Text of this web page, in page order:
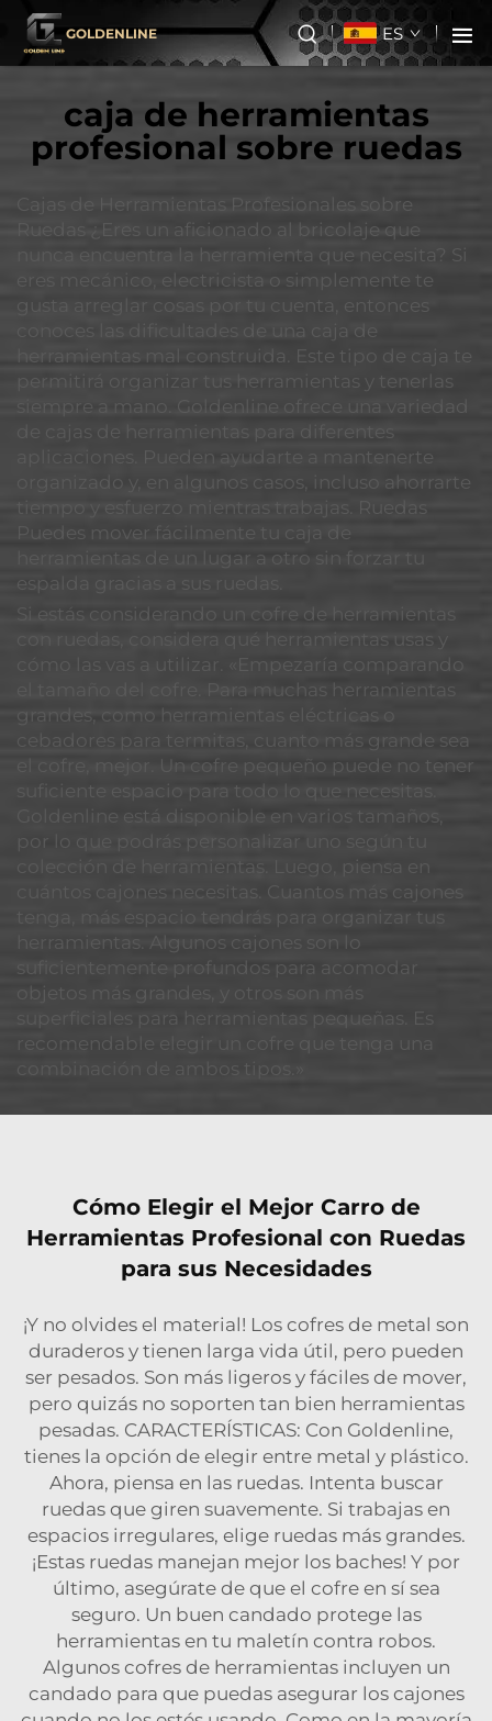
GOLDENLINE ES
caja de herramientas
profesional sobre ruedas
Cajas de Herramientas Profesionales sobre
Ruedas ¿Eres un aficionado al bricolaje que
nunca encuentra la herramienta que necesita? Si
eres mecánico, electricista o simplemente te
gusta arreglar cosas por tu cuenta, entonces
conoces las dificultades de una caja de
herramientas mal construida. Este tipo de caja te
permitirá organizar tus herramientas y tenerlas
siempre a mano. Goldenline ofrece una variedad
de cajas de herramientas para diferentes
aplicaciones. Pueden ayudarte a mantenerte
organizado y, en algunos casos, incluso ahorrarte
tiempo y esfuerzo mientras trabajas. Ruedas
Puedes mover fácilmente tu caja de
herramientas de un lugar a otro sin forzar tu
espalda gracias a sus ruedas.
Si estás considerando un cofre de herramientas
con ruedas, considera qué herramientas usas y
cómo las vas a utilizar. «Empezaría comparando
el tamaño del cofre. Para muchas herramientas
grandes, como herramientas eléctricas o
cebadores para termitas, cuanto más grande sea
el cofre, mejor. Un cofre pequeño puede no tener
suficiente espacio para todo lo que necesitas.
Goldenline está disponible en varios tamaños,
por lo que podrás personalizar uno según tu
colección de herramientas. Luego, piensa en
cuántos cajones necesitas. Cuantos más cajones
tenga, más espacio tendrás para organizar tus
herramientas. Algunos cajones son lo
suficientemente profundos para acomodar
objetos más grandes, y otros son más
superficiales para herramientas pequeñas. Es
recomendable elegir un cofre que tenga una
combinación de ambos tipos.»
Cómo Elegir el Mejor Carro de
Herramientas Profesional con Ruedas
para sus Necesidades
¡Y no olvides el material! Los cofres de metal son
duraderos y tienen larga vida útil, pero pueden
ser pesados. Son más ligeros y fáciles de mover,
pero quizás no soporten tan bien herramientas
pesadas. CARACTERÍSTICAS: Con Goldenline,
tienes la opción de elegir entre metal y plástico.
Ahora, piensa en las ruedas. Intenta buscar
ruedas que giren suavemente. Si trabajas en
espacios irregulares, elige ruedas más grandes.
¡Estas ruedas manejan mejor los baches! Y por
último, asegúrate de que el cofre en sí sea
seguro. Un buen candado protege las
herramientas en tu maletín contra robos.
Algunos cofres de herramientas incluyen un
candado para que puedas asegurar los cajones